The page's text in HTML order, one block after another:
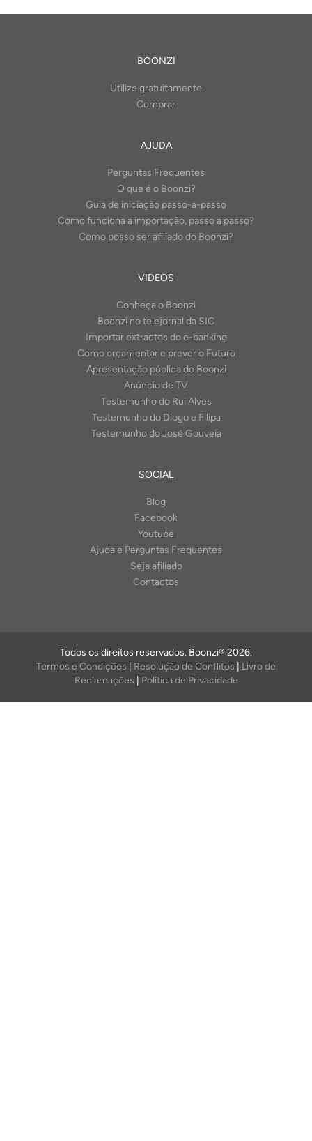
BOONZI
Utilize gratuitamente
Comprar
AJUDA
Perguntas Frequentes
O que é o Boonzi?
Guia de iniciação passo-a-passo
Como funciona a importação, passo a passo?
Como posso ser afiliado do Boonzi?
VIDEOS
Conheça o Boonzi
Boonzi no telejornal da SIC
Importar extractos do e-banking
Como orçamentar e prever o Futuro
Apresentação pública do Boonzi
Anúncio de TV
Testemunho do Rui Alves
Testemunho do Diogo e Filipa
Testemunho do José Gouveia
SOCIAL
Blog
Facebook
Youtube
Ajuda e Perguntas Frequentes
Seja afiliado
Contactos
Todos os direitos reservados. Boonzi® 2026.
Termos e Condições
Resolução de Conflitos
Livro de
Reclamações
Política de Privacidade